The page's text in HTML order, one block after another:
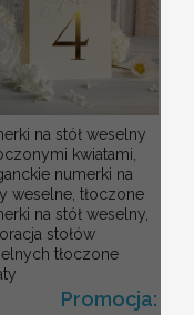
na stół weselny
kwiatami,
numerki na
weselne, tłoczone
na stół weselny,
stołów
tłoczone
Promocja: